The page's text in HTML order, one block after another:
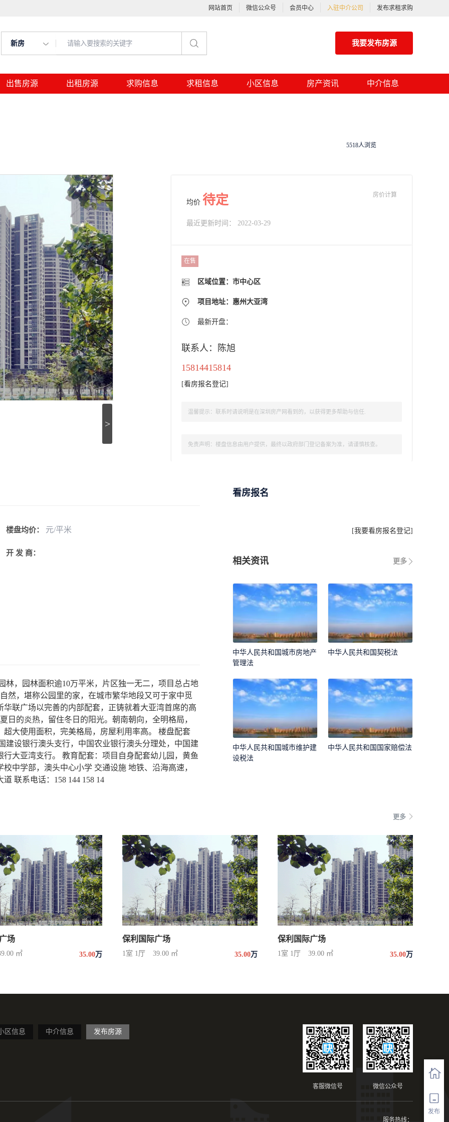
网站首页 微信公众号 会员中心 入驻中介公司 发布求租求购
新房 我要发布房源
出售房源 出租房源 求购信息 求租信息 小区信息 房产资讯 中介信息
发布
5518人浏览
>
均价 待定 房价计算
最近更新时间： 2022-03-29
在售
区域位置： 市中心区
项目地址：惠州大亚湾
最新开盘：
联系人：陈旭
15814415814
[看房报名登记]
温馨提示：联系时请说明是在深圳房产网看到的，以获得更多帮助与信任.
免责声明：楼盘信息由用户提供，最终以政府部门登记备案为准，请谨慎核查。
楼盘均价： 元/平米
开 发 商：
，园林面积逾10万平米，片区独一无二，项目总占地
然，堪称公园里的家，在城市繁华地段又可于家中觅
联广场以完善的内部配套，正铸就着大亚湾首席的高
日的炎热，留住冬日的阳光。朝南朝向，全明格局，
大使用面积，完美格局，房屋利用率高。 楼盘配套
建设银行澳头支行，中国农业银行澳头分理处，中国建
大亚湾支行。 教育配套：项目自身配套幼儿园，黄鱼
中学部，澳头中心小学 交通设施 地铁、沿海高速，
联系电话：158 144 158 14
看房报名
[我要看房报名登记]
更多
相关资讯
中华人民共和国城市房地产
管理法
中华人民共和国契税法
中华人民共和国城市维护建
设税法
中华人民共和国国家赔偿法
更多
场
㎡ 35.00万
保利国际广场
1室 1厅 39.00 ㎡ 35.00万
保利国际广场
1室 1厅 39.00 ㎡ 35.00万
区信息 中介信息 发布房源
微信公众号
客服微信号
服务热线：